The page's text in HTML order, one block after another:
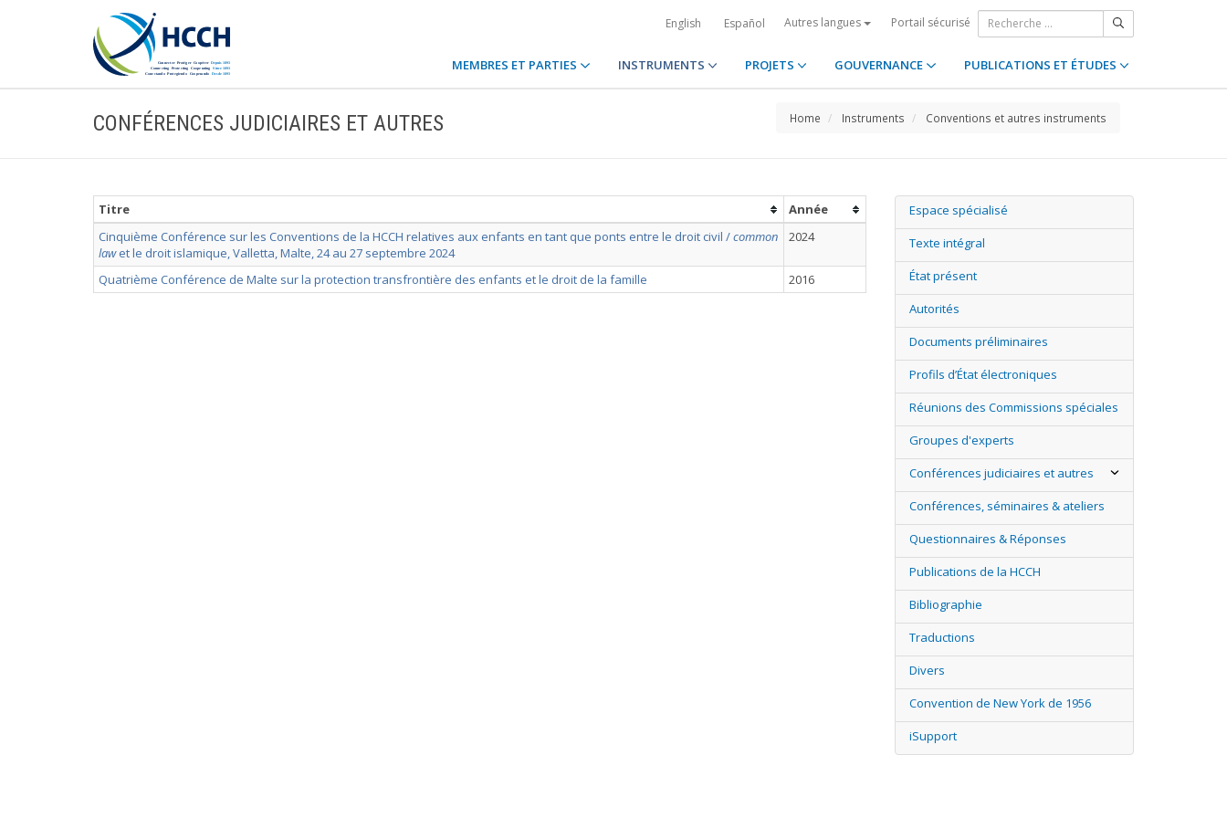
English Español Autres langues Portail sécurisé
MEMBRES ET PARTIES INSTRUMENTS PROJETS GOUVERNANCE PUBLICATIONS ET ÉTUDES
CONFÉRENCES JUDICIAIRES ET AUTRES Home Instruments Conventions et autres instruments
Titre
Année
Cinquième Conférence sur les Conventions de la HCCH relatives aux enfants en tant que ponts entre le droit civil /common
lawet le droit islamique, Valletta, Malte, 24 au 27 septembre 2024
2024
Quatrième Conférence de Malte sur la protection transfrontière des enfants et le droit de la famille 2016
Espace spécialisé
Texte intégral
État présent
Autorités
Documents préliminaires
Profils d’État électroniques
Réunions des Commissions spéciales
Groupes d'experts
Conférences judiciaires et autres
Conférences, séminaires & ateliers
Questionnaires & Réponses
Publications de la HCCH
Bibliographie
Traductions
Divers
Convention de New York de 1956
iSupport